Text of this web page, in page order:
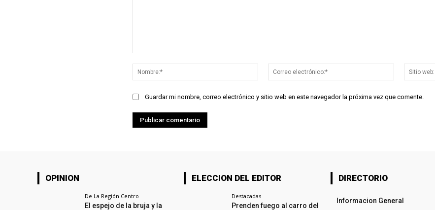
Nombre:*
Correo
electrónico:*
Guardar mi nombre, correo electrónico y sitio web en este navegador la próxima vez que comente.
OPINION
De La Región Centro
El espejo de la bruja y la
ELECCION DEL EDITOR
Destacadas
Prenden fuego al carro del
DIRECTORIO
Informacion General